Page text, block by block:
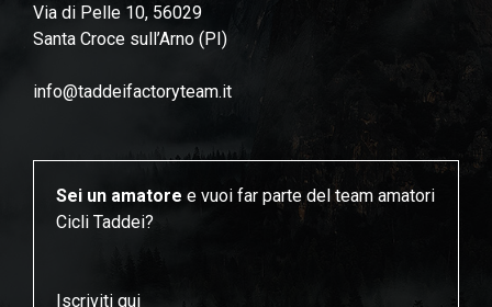
Via di Pelle 10, 56029
Santa Croce sull’Arno (PI)
info@taddeifactoryteam.it
Sei un amatore e vuoi far parte del team amatori
Cicli Taddei?
Iscriviti qui